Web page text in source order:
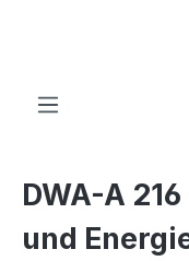
DWA-A
und